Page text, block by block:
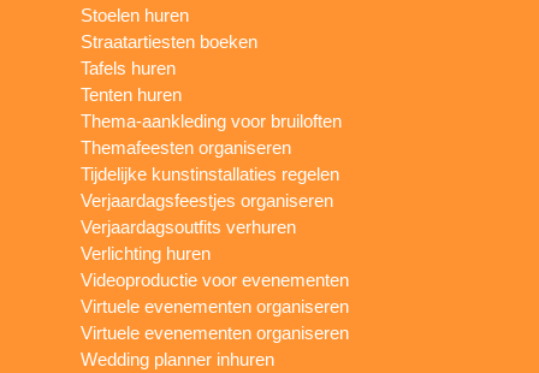
Stoelen huren
Straatartiesten boeken
Tafels huren
Tenten huren
Thema-aankleding voor bruiloften
Themafeesten organiseren
Tijdelijke kunstinstallaties regelen
Verjaardagsfeestjes organiseren
Verjaardagsoutfits verhuren
Verlichting huren
Videoproductie voor evenementen
Virtuele evenementen organiseren
Virtuele evenementen organiseren
Wedding planner inhuren